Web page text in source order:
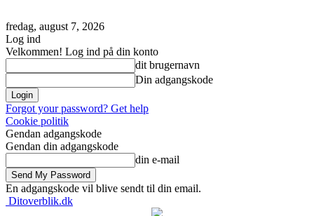
fredag, august 7, 2026
Log ind
Velkommen! Log ind på din konto
dit brugernavn
Din adgangskode
Forgot your password? Get help
Cookie politik
Gendan adgangskode
Gendan din adgangskode
din e-mail
En adgangskode vil blive sendt til din email.
Ditoverblik.dk